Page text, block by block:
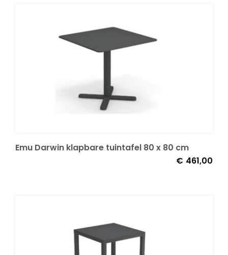
Emu Darwin klapbare tuintafel 80 x 80 cm
€ 461,00